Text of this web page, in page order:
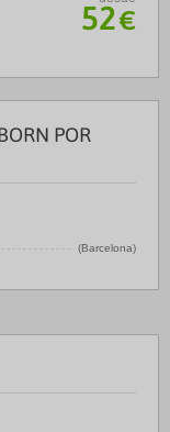
52€
POR
(Barcelona)